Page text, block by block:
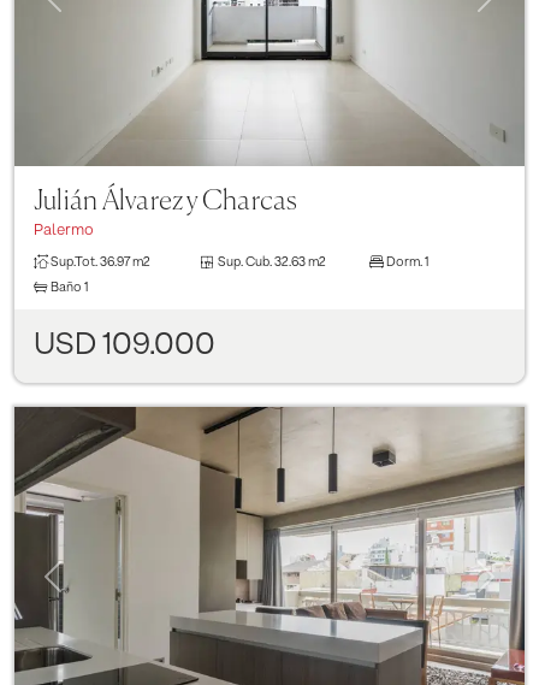
Julián Álvarez y Charcas
Palermo
Sup.Tot.36.97 m2 Sup. Cub. 32.63 m2 Dorm. 1
Baño 1
USD 109.000
Previous Next